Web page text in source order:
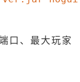
口、最大玩家